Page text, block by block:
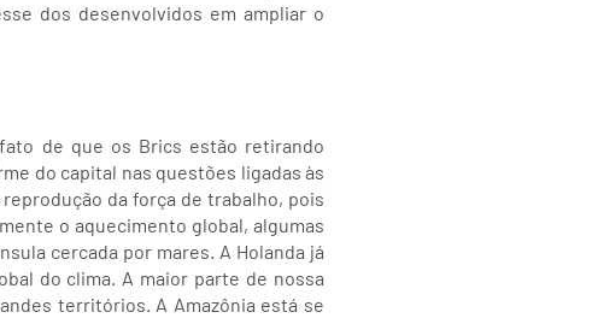
dos desenvolvidos em ampliar o
de que os Brics estão retirando
do capital nas questões ligadas às
da força de trabalho, pois
o aquecimento global, algumas
cercada por mares. A Holanda já
do clima. A maior parte de nossa
territórios. A Amazônia está se